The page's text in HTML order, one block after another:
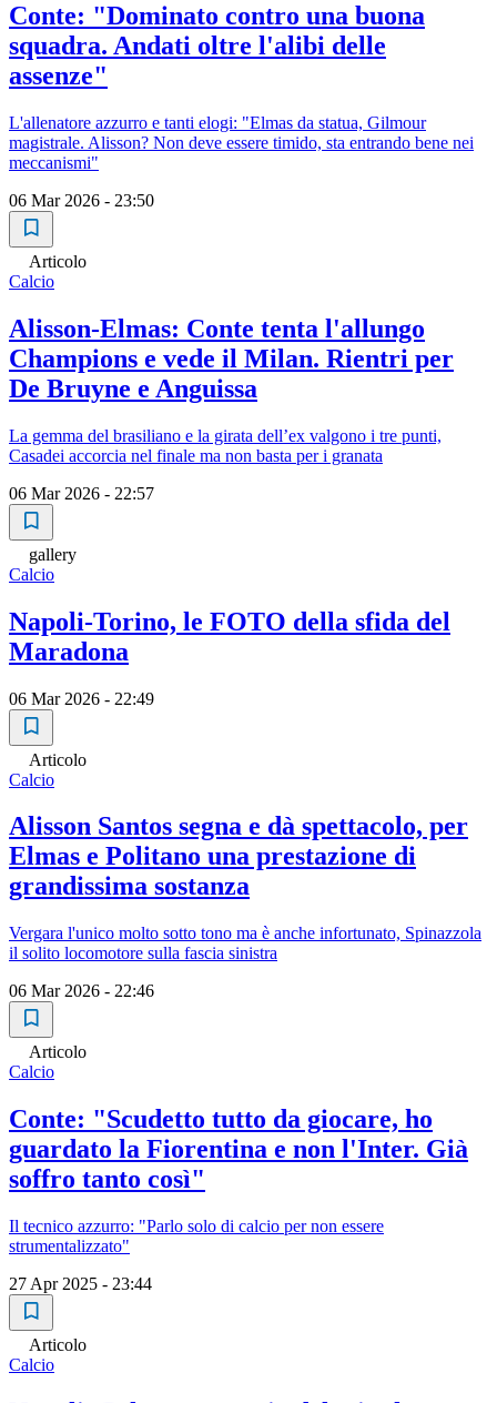
Conte: "Dominato contro una buona
squadra. Andati oltre l'alibi delle
assenze"
L'allenatore azzurro e tanti elogi: "Elmas da statua, Gilmour
magistrale. Alisson? Non deve essere timido, sta entrando bene nei
meccanismi"
06 Mar 2026 - 23:50
Articolo
Calcio
Alisson-Elmas: Conte tenta l'allungo
Champions e vede il Milan. Rientri per
De Bruyne e Anguissa
La gemma del brasiliano e la girata dell’ex valgono i tre punti,
Casadei accorcia nel finale ma non basta per i granata
06 Mar 2026 - 22:57
gallery
Calcio
Napoli-Torino, le FOTO della sfida del
Maradona
06 Mar 2026 - 22:49
Articolo
Calcio
Alisson Santos segna e dà spettacolo, per
Elmas e Politano una prestazione di
grandissima sostanza
Vergara l'unico molto sotto tono ma è anche infortunato, Spinazzola
il solito locomotore sulla fascia sinistra
06 Mar 2026 - 22:46
Articolo
Calcio
Conte: "Scudetto tutto da giocare, ho
guardato la Fiorentina e non l'Inter. Già
soffro tanto così"
Il tecnico azzurro: "Parlo solo di calcio per non essere
strumentalizzato"
27 Apr 2025 - 23:44
Articolo
Calcio